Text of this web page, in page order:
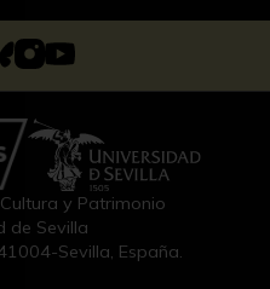
y Patrimonio
de Sevilla
Sevilla, España.